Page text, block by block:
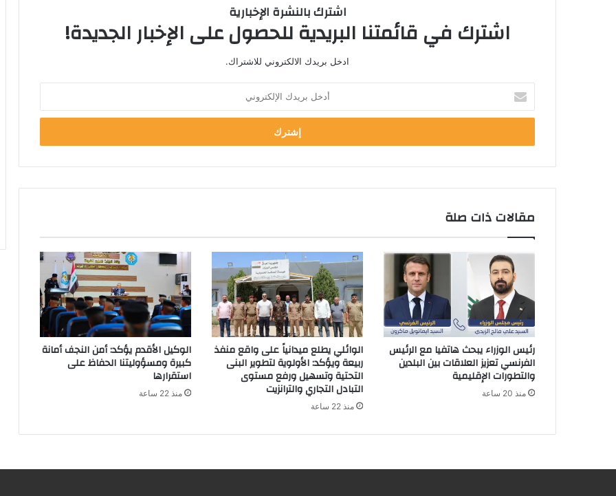
اشترك بالنشرة الإخبارية
اشترك في قائمتنا البريدية للحصول على الإخبار الجديدة!
ادخل بريدك الالكتروني للاشتراك.
خ
ب
د
ا
ر
و
ن
ي
مقالات ذات صلة
رئيس الوزراء يبحث هاتفيا مع الرئيس
الفرنسي تعزيز العلاقات بين البلدين
والتطورات الإقليمية
منذ 20 ساعة
الوائلي يطلع ميدانياً على واقع منفذ
ربيعة ويؤكد: الأولوية لتطوير البنى
التحتية وتسهيل ورفع مستوى
التبادل التجاري والترانزيت
منذ 22 ساعة
الوكيل الأقدم يؤكد: أمن النجف أمانة
كبيرة ومسؤوليتنا الحفاظ على
استقرارها
منذ 22 ساعة